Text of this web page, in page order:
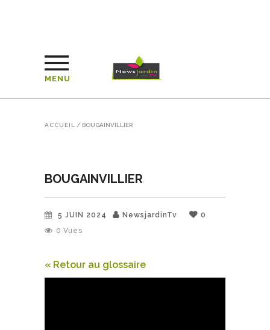
MENU
ACCUEIL / BOUGAINVILLIER
BOUGAINVILLIER
5 JUIN 2024 NewsjardinTv
0
0 Vues
« Retour au glossaire